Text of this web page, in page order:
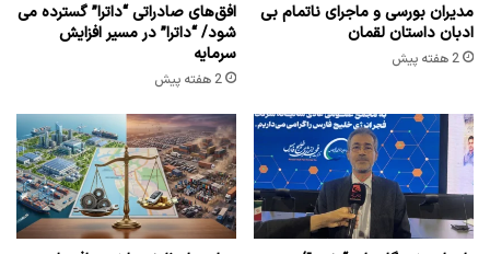
مدیران بورسی و ماجرای ناتمام بی
ادبان داستان لقمان
2 هفته پیش
افق‌های صادراتی “داترا” گسترده می
شود/ “داترا” در مسیر افزایش
سرمایه
2 هفته پیش